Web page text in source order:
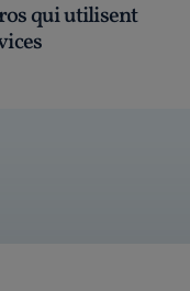
qui utilisent